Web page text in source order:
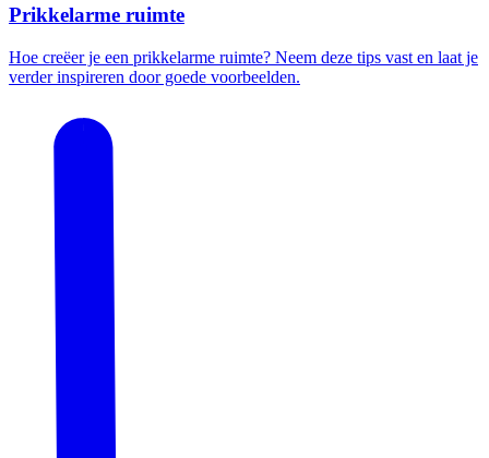
Prikkelarme ruimte
Hoe creëer je een prikkelarme ruimte? Neem deze tips vast en laat je
verder inspireren door goede voorbeelden.